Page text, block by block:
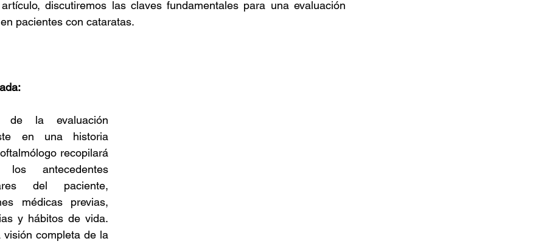
discutiremos las claves fundamentales para una evaluación
pacientes con cataratas.
de la evaluación
en una historia
recopilará
los antecedentes
del paciente,
médicas previas,
y hábitos de vida.
visión completa de la